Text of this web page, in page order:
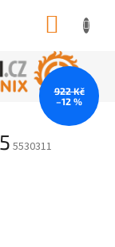
5530311
922 Kč
–12 %